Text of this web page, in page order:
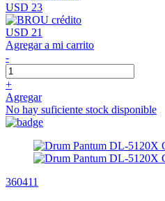
USD 23
USD 21
Agregar a mi carrito
-
+
Agregar
No hay suficiente stock disponible
360411